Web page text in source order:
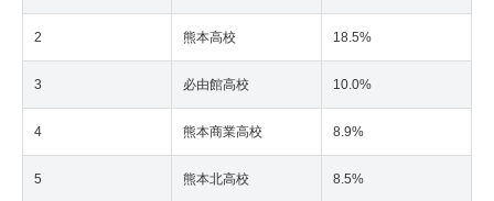
2 熊本高校 18.5%
3 必由館高校 10.0%
4 熊本商業高校 8.9%
5 熊本北高校 8.5%